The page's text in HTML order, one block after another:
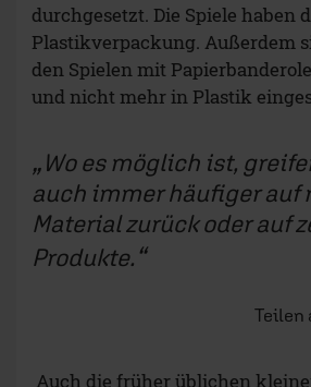
Produkte.
Teilen
Plastiktütchen, die den Spielen
wurden, um Komponenten des
voneinander in der Schachtel
gibt es heute immer weniger.
wird ganz auf die Beigabe von